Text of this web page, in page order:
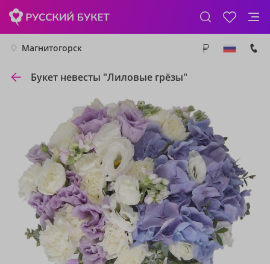
Магнитогорск
Букет невесты "Лиловые грёзы"